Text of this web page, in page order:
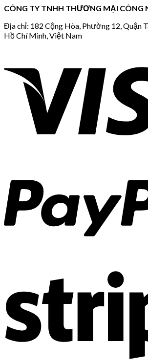
CÔNG TY TNHH THƯƠNG MẠI CÔNG
Địa chỉ: 182 Cộng Hòa, Phường 12, Quận
Hồ Chí Minh, Việt Nam